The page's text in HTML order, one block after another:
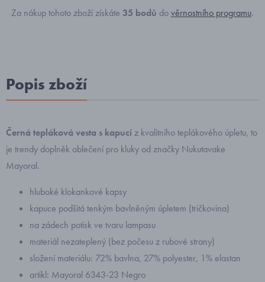
Za nákup tohoto zboží získáte 35 bodů dověrnostního programu.
Popis zboží
Černá tepláková vesta s kapucíz kvalitního teplákového úpletu, to
je trendy doplněk oblečení pro kluky od značky Nukutavake
Mayoral.
hluboké klokankové kapsy
kapuce podšitá tenkým bavlněným úpletem (tričkovina)
na zádech potisk ve tvaru lampasu
materiál nezateplený (bez počesu z rubové strany)
složení materiálu: 72% bavlna, 27% polyester, 1% elastan
artikl: Mayoral 6343-23 Negro